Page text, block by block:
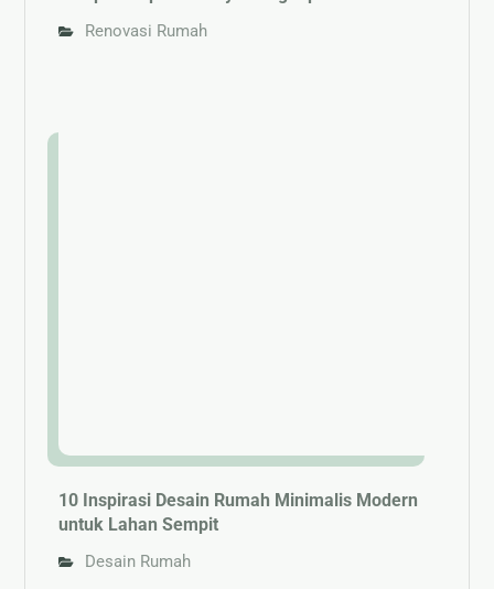
Renovasi Rumah
10 Inspirasi Desain Rumah Minimalis Modern
untuk Lahan Sempit
Desain Rumah